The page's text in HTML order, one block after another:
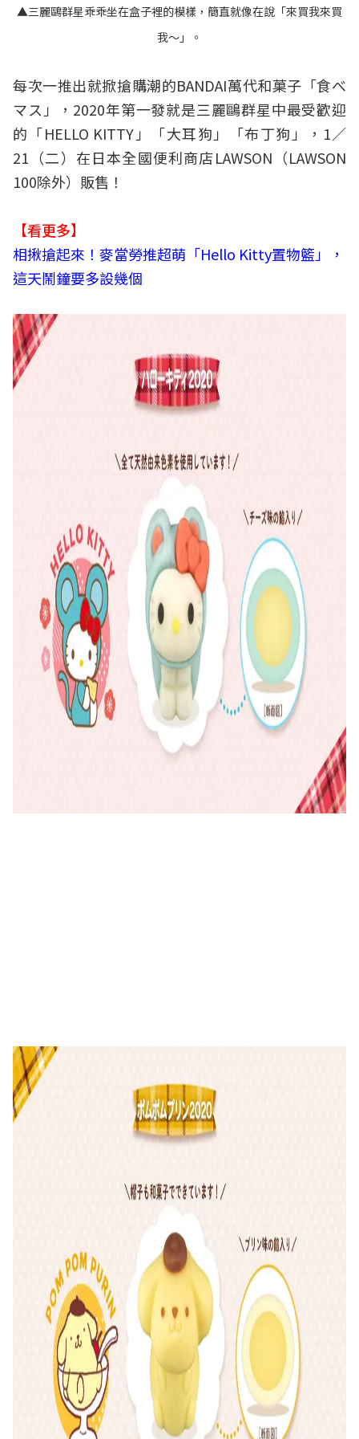
▲三麗鷗群星乖乖坐在盒子裡的模樣，簡直就像在說「來買我來買
我～」。
每次一推出就掀搶購潮的BANDAI萬代和菓子「食べ
マス」，2020年第一發就是三麗鷗群星中最受歡迎
的「HELLO KITTY」「大耳狗」「布丁狗」，1／
21（二）在日本全國便利商店LAWSON（LAWSON
100除外）販售！
【看更多】
相揪搶起來！麥當勞推超萌「Hello Kitty置物籃」，
這天鬧鐘要多設幾個